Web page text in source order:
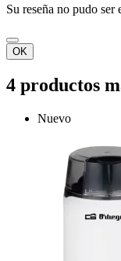
Su reseña no pudo ser
OK
4 productos
Nuevo